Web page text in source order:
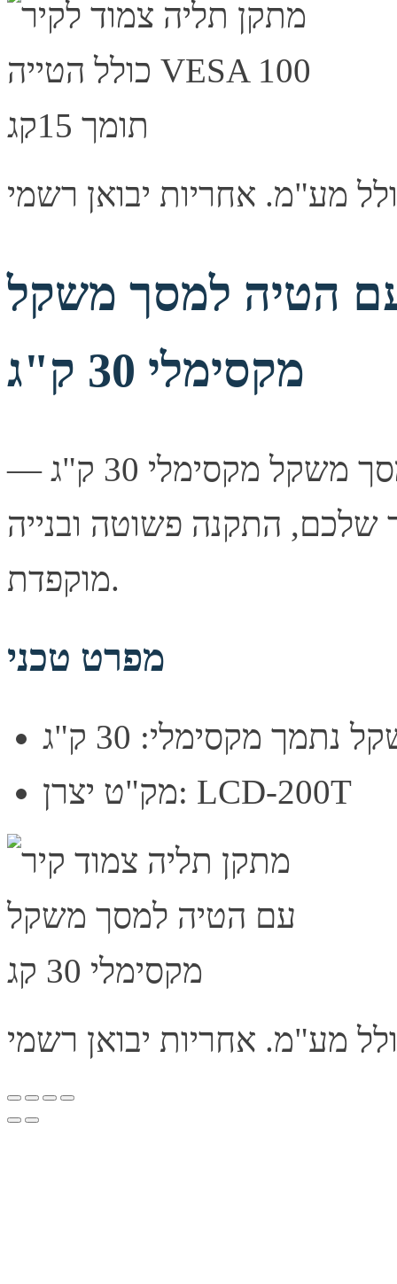
הטיה למסך משקל
מקסימלי 30 ק"ג
מתקן תליה צמוד קיר עם הטיה למסך משקל מקסימלי 30 ק"ג —
שלכם, התקנה פשוטה ובנייה
מוקפדת.
מפרט טכני
נתמך מקסימלי: 30 ק"ג
מק"ט יצרן: LCD-200T